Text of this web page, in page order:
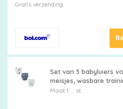
Gratis verzending
Set van 3 babyluiers
meisjes, wasbare
voor baby's van 1-5
Maat 1 st